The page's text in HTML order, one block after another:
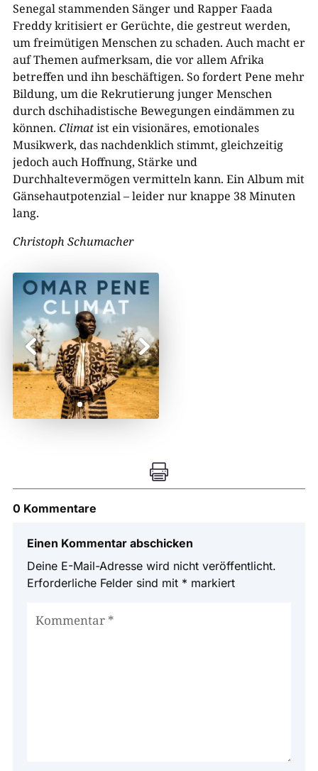
Senegal stammenden Sänger und Rapper Faada
Freddy kritisiert er Gerüchte, die gestreut werden,
um freimütigen Menschen zu schaden. Auch macht er
auf Themen aufmerksam, die vor allem Afrika
betreffen und ihn beschäftigen. So fordert Pene mehr
Bildung, um die Rekrutierung junger Menschen
durch dschihadistische Bewegungen eindämmen zu
können. Climatist ein visionäres, emotionales
Musikwerk, das nachdenklich stimmt, gleichzeitig
jedoch auch Hoffnung, Stärke und
Durchhaltevermögen vermitteln kann. Ein Album mit
Gänsehautpotenzial – leider nur knappe 38 Minuten
lang.
Christoph Schumacher

0 Kommentare
Einen Kommentar abschicken
Deine E-Mail-Adresse wird nicht veröffentlicht.
Erforderliche Felder sind mit * markiert